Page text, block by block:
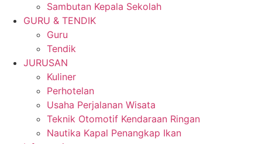
Sambutan Kepala Sekolah
GURU & TENDIK
Guru
Tendik
JURUSAN
Kuliner
Perhotelan
Usaha Perjalanan Wisata
Teknik Otomotif Kendaraan Ringan
Nautika Kapal Penangkap Ikan